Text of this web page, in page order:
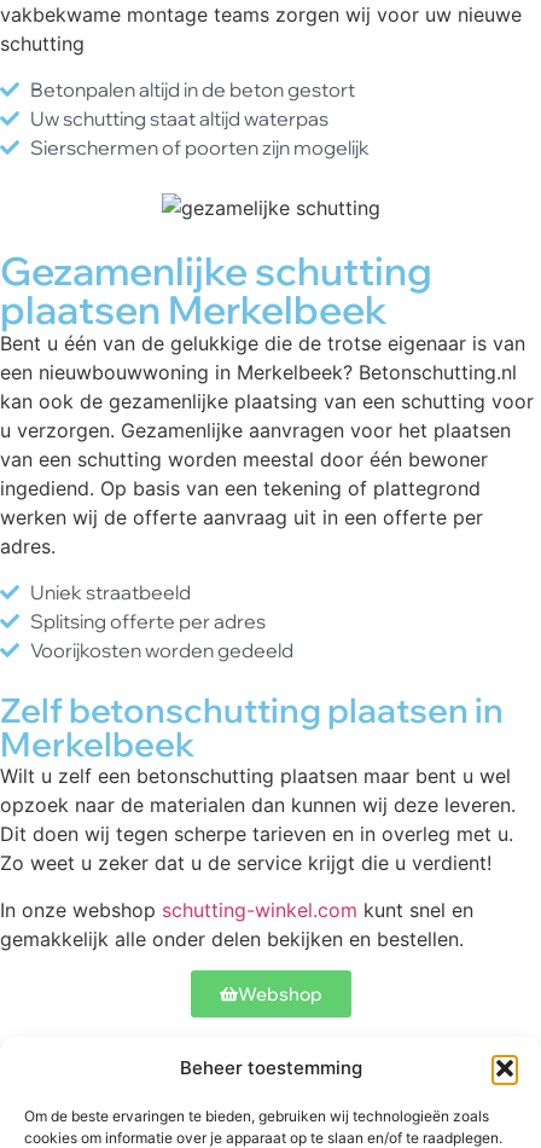
Beheer toestemming
Om de beste ervaringen te bieden, gebruiken wij technologieën zoals
cookies om informatie over je apparaat op te slaan en/of te raadplegen.
vakbekwame montage teams zorgen wij voor uw nieuwe
schutting
Betonpalen altijd in de beton gestort
Uw schutting staat altijd waterpas
Sierschermen of poorten zijn mogelijk
Gezamenlijke schutting
plaatsen Merkelbeek
Bent u één van de gelukkige die de trotse eigenaar is van
een nieuwbouwwoning in Merkelbeek? Betonschutting.nl
kan ook de gezamenlijke plaatsing van een schutting voor
u verzorgen. Gezamenlijke aanvragen voor het plaatsen
van een schutting worden meestal door één bewoner
ingediend. Op basis van een tekening of plattegrond
werken wij de offerte aanvraag uit in een offerte per
adres.
Uniek straatbeeld
Splitsing offerte per adres
Voorijkosten worden gedeeld
Zelf betonschutting plaatsen in
Merkelbeek
Wilt u zelf een betonschutting plaatsen maar bent u wel
opzoek naar de materialen dan kunnen wij deze leveren.
Dit doen wij tegen scherpe tarieven en in overleg met u.
Zo weet u zeker dat u de service krijgt die u verdient!
In onze webshop schutting-winkel.com kunt snel en
gemakkelijk alle onder delen bekijken en bestellen.
Webshop
Abtstraat 17 Betonschutting
Veelgestelde